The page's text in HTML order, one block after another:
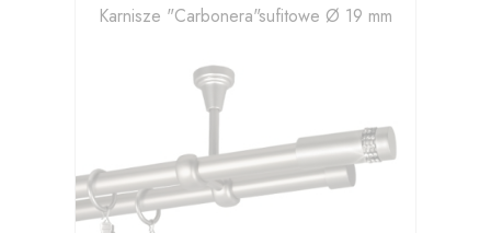
Karnisze "Carbonera"sufitowe Ø 19 mm